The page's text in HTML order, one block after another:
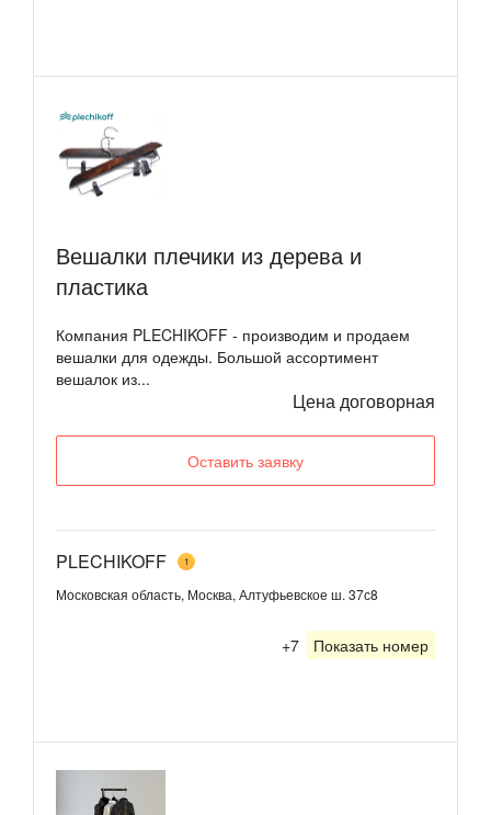
Вешалки плечики из дерева и
пластика
Компания PLECHIKOFF - производим и продаем
вешалки для одежды. Большой ассортимент
вешалок из...
Цена договорная
Оставить заявку
PLECHIKOFF 1
Московская область, Москва, Алтуфьевское ш. 37с8
+7 Показать номер